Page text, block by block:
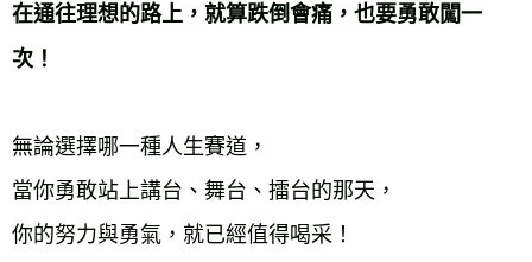
在通往理想的路上，就算跌倒會痛，也要勇敢闖一
次！
無論選擇哪一種人生賽道，
當你勇敢站上講台、舞台、擂台的那天，
你的努力與勇氣，就已經值得喝采！